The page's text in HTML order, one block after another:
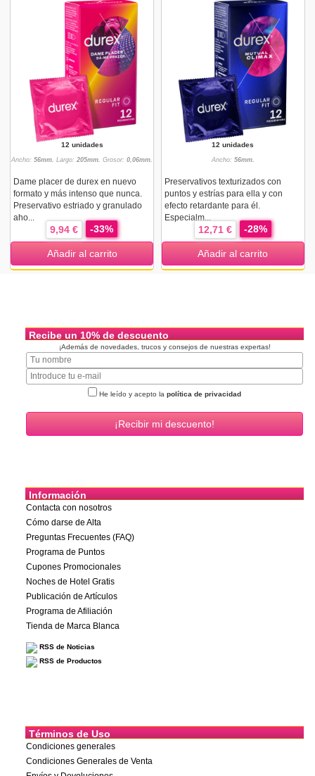
12 unidades
Ancho:56mm. Largo:205mm. Grosor:0,06mm.
Dame placer de durex en nuevo
formato y más intenso que nunca.
Preservativo estriado y granulado
aho...
9,94 € -33%
Añadir al carrito
12 unidades
Ancho: 56mm.
Preservativos texturizados con
puntos y estrías para ella y con
efecto retardante para él.
Especialm...
12,71 € -28%
Añadir al carrito
Recibe un 10% de descuento
¡Además de novedades, trucos y consejos de nuestras expertas!
He leído y acepto la política de privacidad
Información
Contacta con nosotros
Cómo darse de Alta
Preguntas Frecuentes (FAQ)
Programa de Puntos
Cupones Promocionales
Noches de Hotel Gratis
Publicación de Artículos
Programa de Afiliación
Tienda de Marca Blanca
RSS de Noticias
RSS de Productos
Términos de Uso
Condiciones generales
Condiciones Generales de Venta